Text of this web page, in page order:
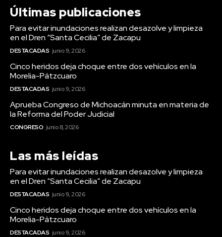
Últimas publicaciones
Para evitar inundaciones realizan desazolve y limpieza
en el Dren “Santa Cecilia” de Zacapu
DESTACADAS junio 9, 2026
Cinco heridos deja choque entre dos vehículos en la
Morelia-Pátzcuaro
DESTACADAS junio 9, 2026
Aprueba Congreso de Michoacán minuta en materia de
la Reforma del Poder Judicial
CONGRESO junio 8, 2026
Las más leídas
Para evitar inundaciones realizan desazolve y limpieza
en el Dren “Santa Cecilia” de Zacapu
DESTACADAS junio 9, 2026
Cinco heridos deja choque entre dos vehículos en la
Morelia-Pátzcuaro
DESTACADAS junio 9, 2026